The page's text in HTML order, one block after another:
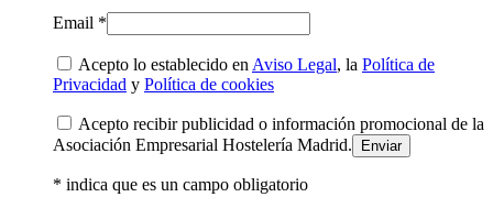
Email *
Acepto lo establecido en Aviso Legal, la Política de
Privacidad y Política de cookies
Acepto recibir publicidad o información promocional de la
Asociación Empresarial Hostelería Madrid.
* indica que es un campo obligatorio